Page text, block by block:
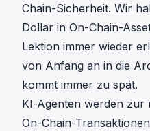
Chain-Sicherheit. Wir
Dollar in On-Chain-
Lektion immer wieder
von Anfang an in die
kommt immer zu spät.
KI-Agenten werden zur
On-Chain-